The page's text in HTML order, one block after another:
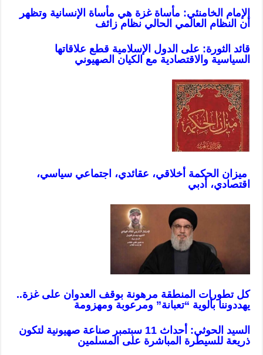
الإمام الخامنئي: مأساة غزة هي مأساة الإنسانية وتظهر
أن النظام العالمي الحالي نظام زائف
قائد الثورة: على الدول الإسلامية قطع علاقاتها
السياسية والاقتصادية مع الكيان الصهيوني
ميزان الحكمة أخلاقي، عقائدي، اجتماعي سياسي،
اقتصادي، أدبي
كل تطورات المنطقة مرهونة بوقف العدوان على غزة..
يهددوننا بألوية “تعبانة” ومرعوبة ومهزومة
السيد الحوثي: أحداث 11 سبتمبر صناعة صهيونية لتكون
ذريعة للسيطرة المباشرة على المسلمين